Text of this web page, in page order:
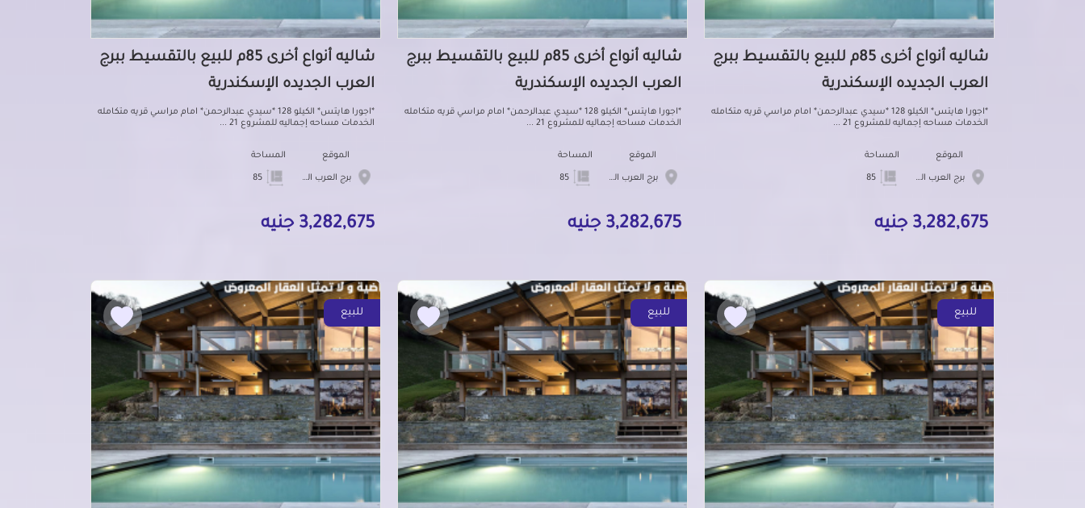
شاليه أنواع أخرى 85م للبيع بالتقسيط ببرج
العرب الجديده الإسكندرية
*اجورا هايتس* الكيلو 128 *سيدي عبدالرحمن* امام مراسي قريه متكامله
الخدمات مساحه إجماليه للمشروع 21 ...
الموقع
برج العرب الجديده
المساحة
85
3,282,675 جنيه
شاليه أنواع أخرى 85م للبيع بالتقسيط ببرج
العرب الجديده الإسكندرية
*اجورا هايتس* الكيلو 128 *سيدي عبدالرحمن* امام مراسي قريه متكامله
الخدمات مساحه إجماليه للمشروع 21 ...
الموقع
برج العرب الجديده
المساحة
85
3,282,675 جنيه
شاليه أنواع أخرى 85م للبيع بالتقسيط ببرج
العرب الجديده الإسكندرية
*اجورا هايتس* الكيلو 128 *سيدي عبدالرحمن* امام مراسي قريه متكامله
الخدمات مساحه إجماليه للمشروع 21 ...
الموقع
برج العرب الجديده
المساحة
85
3,282,675 جنيه
للبيع للبيع للبيع